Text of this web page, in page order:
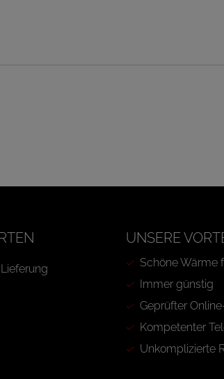
UNSERE
Schöne Wärme
Immer günstig
Geprüfter
Kompetenter
Unkomplizierte